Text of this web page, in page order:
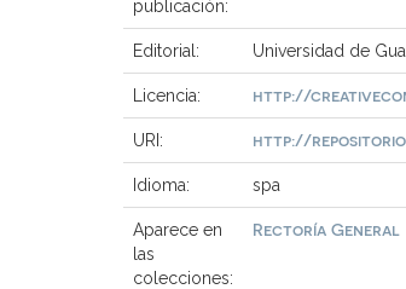
publicación:
Editorial: Universidad de
Licencia: http://
URI: http://
Idioma: spa
Aparece en
las
colecciones:
Rectoría General